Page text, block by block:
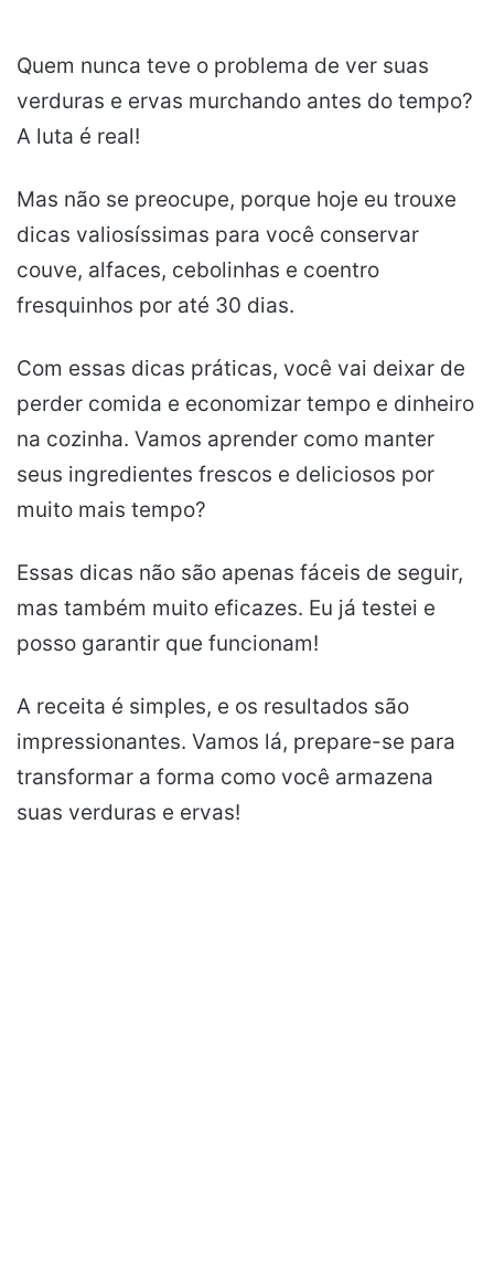
Quem nunca teve o problema de ver suas
verduras e ervas murchando antes do tempo?
A luta é real!
Mas não se preocupe, porque hoje eu trouxe
dicas valiosíssimas para você conservar
couve, alfaces, cebolinhas e coentro
fresquinhos por até 30 dias.
Com essas dicas práticas, você vai deixar de
perder comida e economizar tempo e dinheiro
na cozinha. Vamos aprender como manter
seus ingredientes frescos e deliciosos por
muito mais tempo?
Essas dicas não são apenas fáceis de seguir,
mas também muito eficazes. Eu já testei e
posso garantir que funcionam!
A receita é simples, e os resultados são
impressionantes. Vamos lá, prepare-se para
transformar a forma como você armazena
suas verduras e ervas!